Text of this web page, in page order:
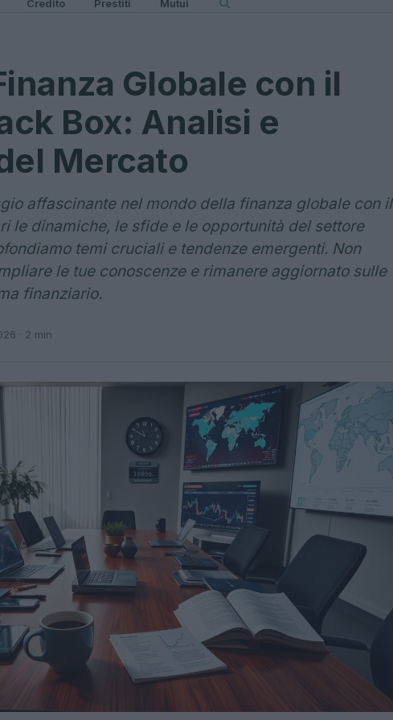
Credito Prestiti Mutui
Globale con il
Box: Analisi e
Mercato
affascinante nel mondo della finanza globale con il
le dinamiche, le sfide e le opportunità del settore
temi cruciali e tendenze emergenti. Non
le tue conoscenze e rimanere aggiornato sulle
finanziario.
· 2 min